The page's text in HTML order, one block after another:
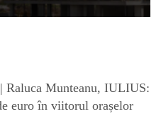
Raluca Munteanu, IULIUS:
euro în viitorul orașelor